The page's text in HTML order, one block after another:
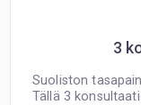
3
Suoliston
Tällä 3